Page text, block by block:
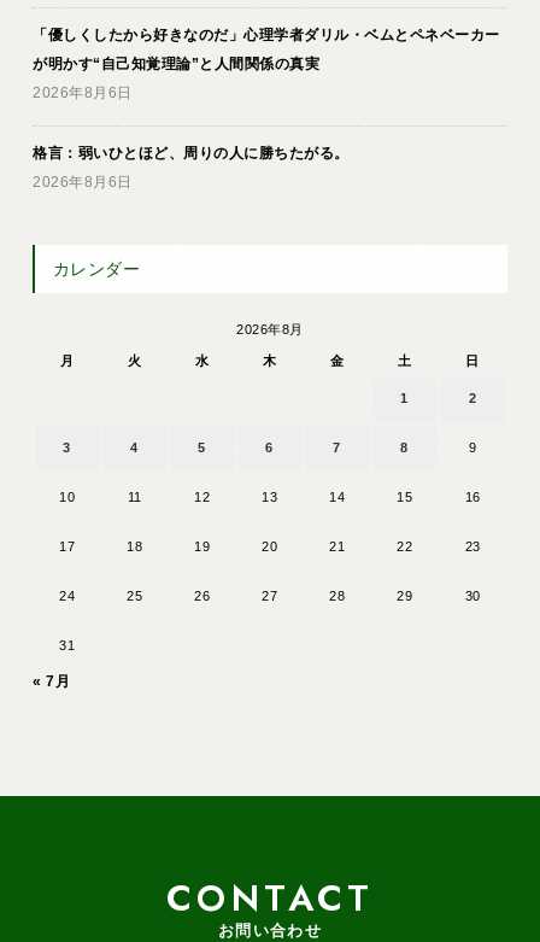
「優しくしたから好きなのだ」心理学者ダリル・ベムとペネベーカー
が明かす“自己知覚理論”と人間関係の真実
2026年8月6日
格言：弱いひとほど、周りの人に勝ちたがる。
2026年8月6日
カレンダー
2026年8月
月 火 水 木 金 土 日
1 2
3 4 5 6 7 8 9
10 11 12 13 14 15 16
17 18 19 20 21 22 23
24 25 26 27 28 29 30
31
« 7月
CONTACT
お問い合わせ